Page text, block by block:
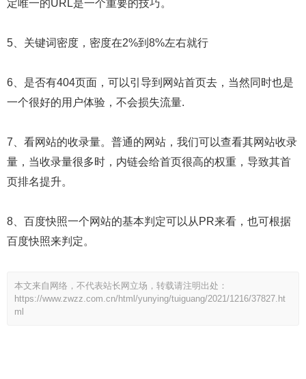
定唯一的URL是一个重要的技巧。
5、关键词密度，密度在2%到8%左右就行
6、是否有404页面，可以引导到网站首页去，当然同时也是
一个很好的用户体验，不会损失流量.
7、看网站的收录量。普通的网站，我们可以查看其网站收录
量，当收录量很多时，内链会给首页很高的权重，导致其首
页排名提升。
8、百度快照一个网站的基本判定可以从PR来看，也可根据
百度快照来判定。
本文来自网络，不代表站长网立场，转载请注明出处：
https://www.zwzz.com.cn/html/yunying/tuiguang/2021/1216/37827.ht
ml